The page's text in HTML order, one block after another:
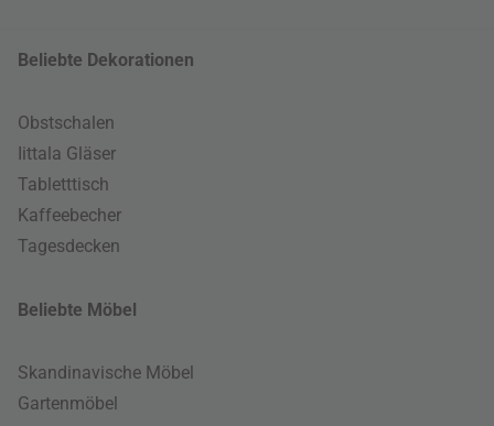
Beliebte Dekorationen
Obstschalen
Iittala Gläser
Tabletttisch
Kaffeebecher
Tagesdecken
Beliebte Möbel
Skandinavische Möbel
Gartenmöbel